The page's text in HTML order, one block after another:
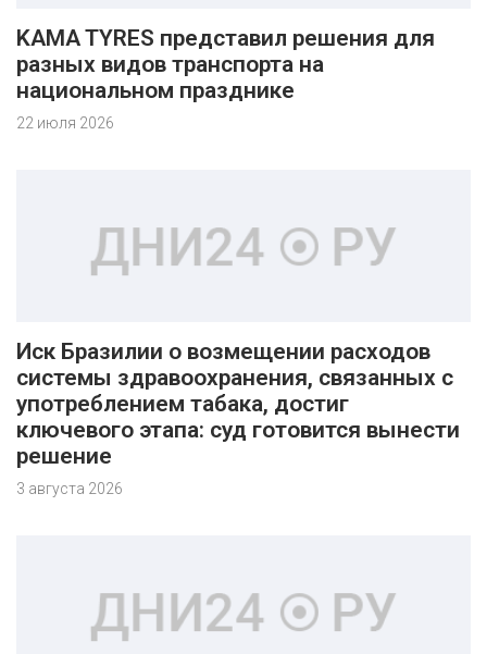
KAMA TYRES представил решения для
разных видов транспорта на
национальном празднике
22 июля 2026
Иск Бразилии о возмещении расходов
системы здравоохранения, связанных с
употреблением табака, достиг
ключевого этапа: суд готовится вынести
решение
3 августа 2026